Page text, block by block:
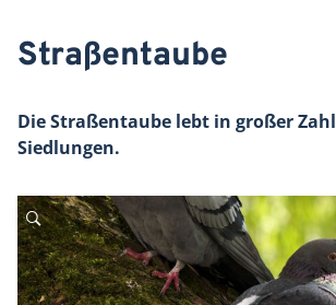
Straßentaube
Die Straßentaube lebt in großer
Siedlungen.